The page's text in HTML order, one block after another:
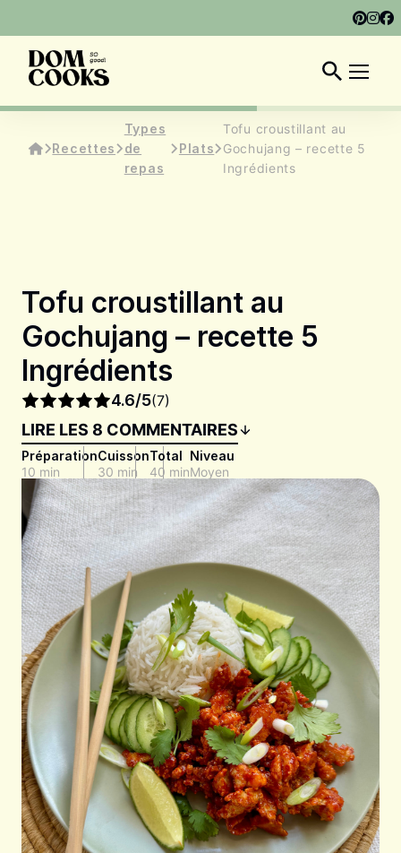
FR
Recettes
Types
de
repas
Plats
Tofu croustillant au
Gochujang – recette 5
Ingrédients
Tofu croustillant au
Gochujang – recette 5
Ingrédients
4.6/5(7)
LIRE LES 8 COMMENTAIRES
Préparation
10 min
Cuisson
30 min
Total
40 min
Niveau
Moyen